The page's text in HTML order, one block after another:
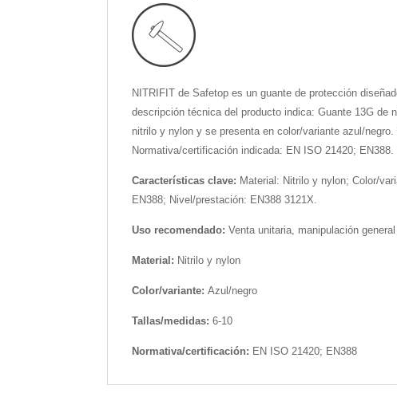
NITRIFIT de Safetop es un guante de protección
descripción técnica del producto indica: Guante 13G
nitrilo y nylon y se presenta en color/variante azul/
Normativa/certificación indicada: EN ISO 21420;
Características clave: Material: Nitrilo y nylon; Color/
EN388; Nivel/prestación: EN388 3121X.
Uso recomendado:Venta unitaria, manipulación
Material: Nitrilo y nylon
Color/variante:Azul/negro
Tallas/medidas:6-10
Normativa/certificación: EN ISO 21420; EN388